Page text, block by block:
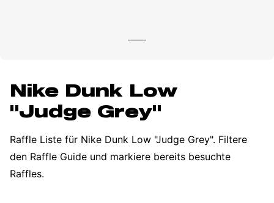
Nike Dunk Low
"Judge Grey"
Raffle Liste für Nike Dunk Low "Judge Grey". Filtere
den Raffle Guide und markiere bereits besuchte
Raffles.